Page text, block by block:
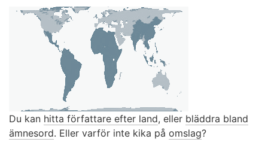
Du kan hitta författare efter land, eller bläddra bland
ämnesord. Eller varför inte kika på omslag?